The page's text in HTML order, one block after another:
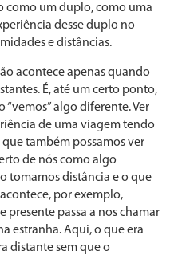
como um duplo, como uma
desse duplo no
e distâncias.
acontece apenas quando
É, até um certo ponto,
algo diferente. Ver
de uma viagem tendo
também possamos ver
de nós como algo
tomamos distância e o que
por exemplo,
presente passa a nos chamar
estranha. Aqui, o que era
distante sem que o